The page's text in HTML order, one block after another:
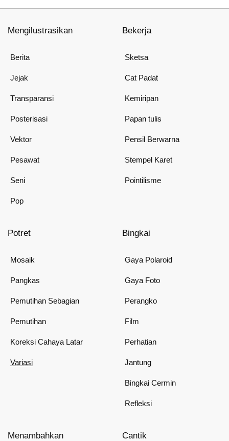
Mengilustrasikan
Berita
Jejak
Transparansi
Posterisasi
Vektor
Pesawat
Seni
Pop
Bekerja
Sketsa
Cat Padat
Kemiripan
Papan tulis
Pensil Berwarna
Stempel Karet
Pointilisme
Potret
Mosaik
Pangkas
Pemutihan Sebagian
Pemutihan
Koreksi Cahaya Latar
Variasi
Bingkai
Gaya Polaroid
Gaya Foto
Perangko
Film
Perhatian
Jantung
Bingkai Cermin
Refleksi
Menambahkan Cantik